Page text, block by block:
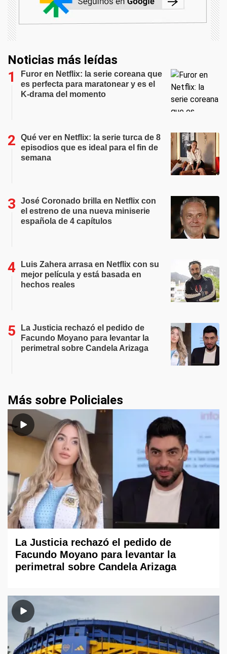
Noticias más leídas
Furor en Netflix: la serie coreana que
es perfecta para maratonear y es el
K-drama del momento
Qué ver en Netflix: la serie turca de 8
episodios que es ideal para el fin de
semana
José Coronado brilla en Netflix con
el estreno de una nueva miniserie
española de 4 capítulos
Luis Zahera arrasa en Netflix con su
mejor película y está basada en
hechos reales
La Justicia rechazó el pedido de
Facundo Moyano para levantar la
perimetral sobre Candela Arizaga
Más sobre Policiales
La Justicia rechazó el pedido de
Facundo Moyano para levantar la
perimetral sobre Candela Arizaga